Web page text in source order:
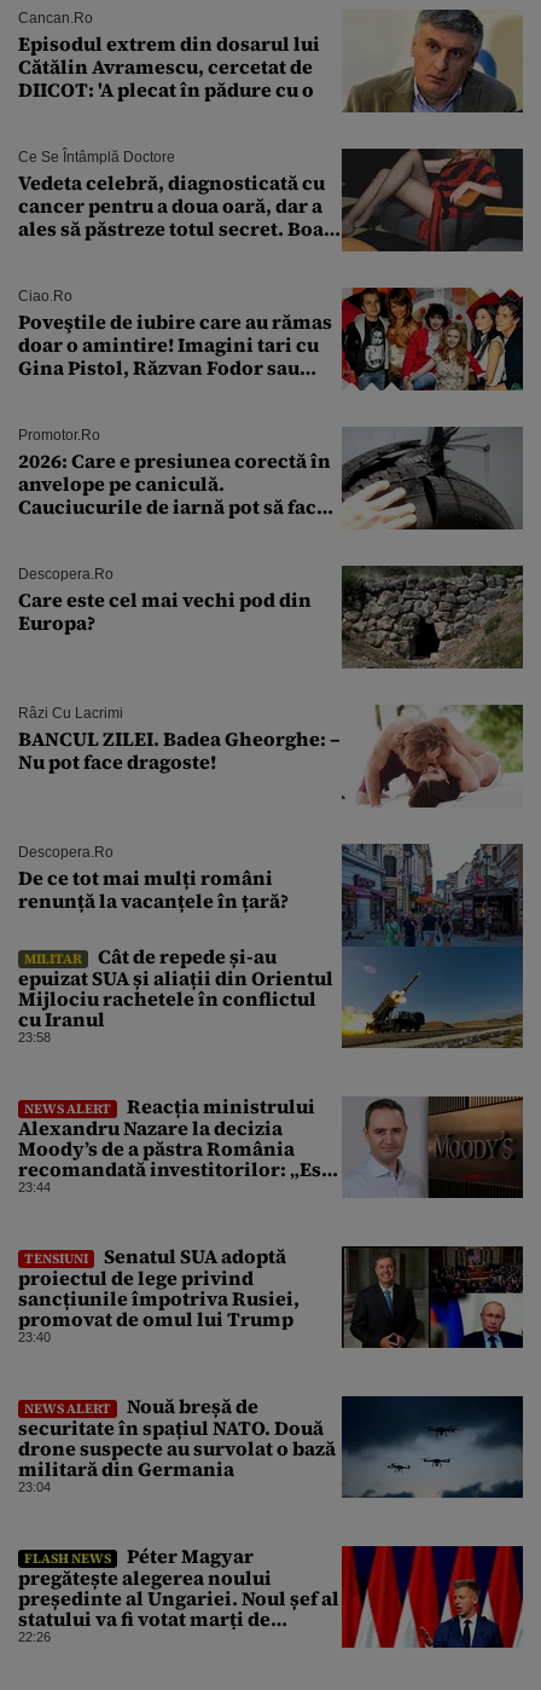
Cancan.ro
Episodul extrem din dosarul lui
Cătălin Avramescu, cercetat de
DIICOT: 'A plecat în pădure cu o
Ce Se Întâmplă Doctore
Vedeta celebră, diagnosticată cu
cancer pentru a doua oară, dar a
ales să păstreze totul secret. Boala
Ciao.ro
Poveştile de iubire care au rămas
doar o amintire! Imagini tari cu
Gina Pistol, Răzvan Fodor sau
Promotor.ro
2026: Care e presiunea corectă în
anvelope pe caniculă.
Cauciucurile de iarnă pot să facă
Descopera.ro
Care este cel mai vechi pod din
Europa?
Râzi Cu Lacrimi
BANCUL ZILEI. Badea Gheorghe: –
Nu pot face dragoste!
Descopera.ro
De ce tot mai mulți români
renunță la vacanțele în țară?
MILITAR
Cât de repede și-au
epuizat SUA și aliații din Orientul
Mijlociu rachetele în conflictul
cu Iranul
23:58
NEWS ALERT
Reacția ministrului
Alexandru Nazare la decizia
Moody’s de a păstra România
recomandată investitorilor: „Este
un răgaz, dar în niciun caz un
23:44
TENSIUNI
Senatul SUA adoptă
proiectul de lege privind
sancțiunile împotriva Rusiei,
promovat de omul lui Trump
23:40
NEWS ALERT
Nouă breșă de
securitate în spațiul NATO. Două
drone suspecte au survolat o bază
militară din Germania
23:04
FLASH NEWS
Péter Magyar
pregătește alegerea noului
președinte al Ungariei. Noul șef al
statului va fi votat marți de
Parlament
22:26